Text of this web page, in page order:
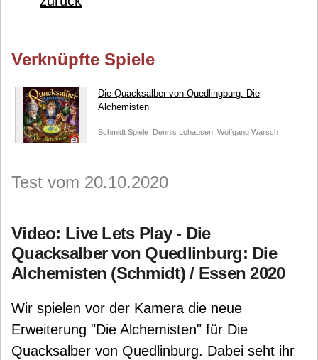
Verknüpfte Spiele
Die Quacksalber von Quedlingburg: Die
Alchemisten
Schmidt Spiele Dennis Lohausen Wolfgang Warsch
Test vom 20.10.2020
Video: Live Lets Play - Die
Quacksalber von Quedlinburg: Die
Alchemisten (Schmidt) / Essen 2020
Wir spielen vor der Kamera die neue
Erweiterung "Die Alchemisten" für Die
Quacksalber von Quedlinburg. Dabei seht ihr